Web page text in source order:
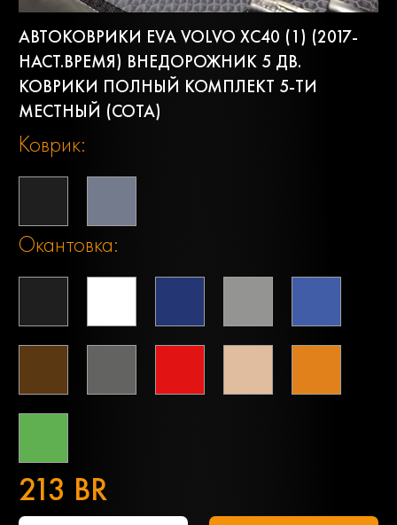
АВТОКОВРИКИ EVA VOLVO XC40 (1) (2017-
НАСТ.ВРЕМЯ) ВНЕДОРОЖНИК 5 ДВ.
КОВРИКИ ПОЛНЫЙ КОМПЛЕКТ 5-ТИ
МЕСТНЫЙ (СОТА)
Коврик:
Окантовка:
213 BR